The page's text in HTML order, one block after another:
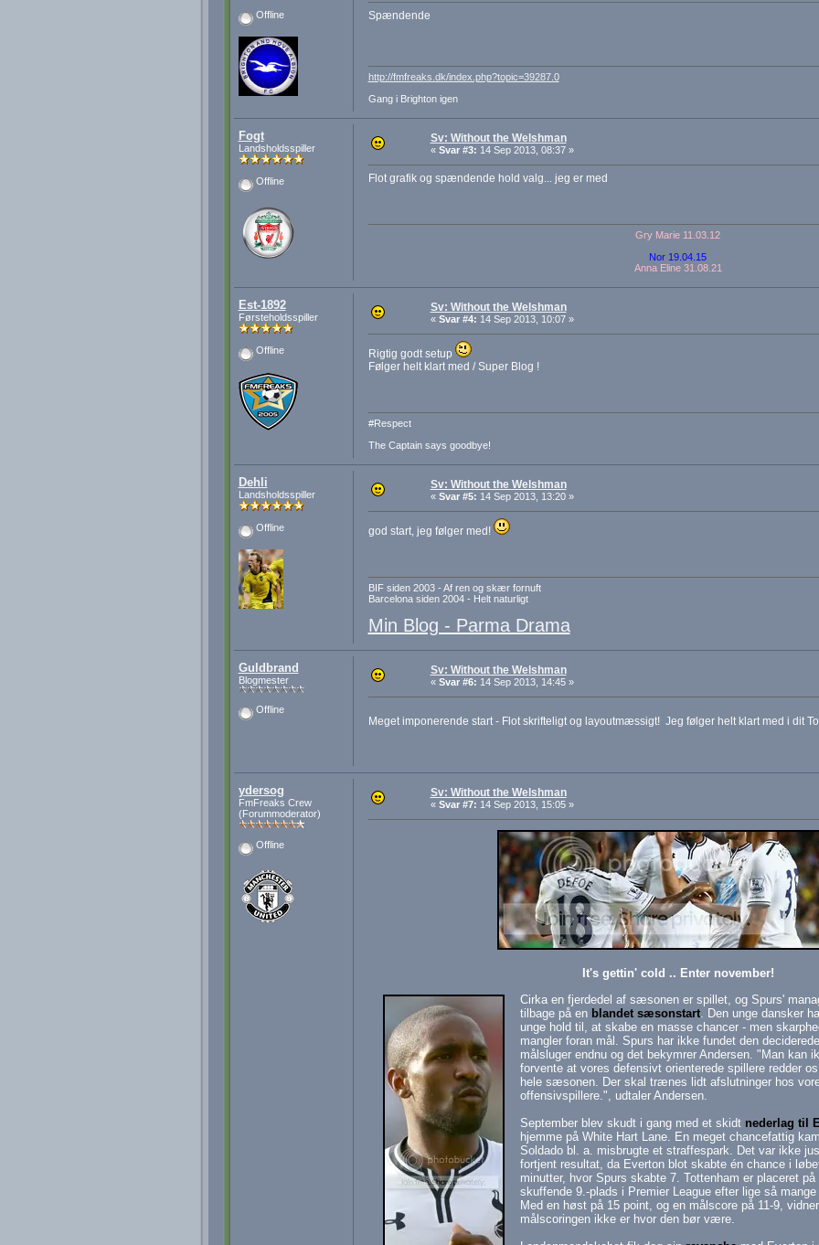
Offline Spændende
http://fmfreaks.dk/index.php?topic=39287.0
Gang i Brighton igen
Fogt
Landsholdsspiller
Offline
Sv: Without the Welshman
« Svar #3: 14 Sep 2013, 08:37 »
Flot grafik og spændende hold valg... jeg er med
Gry Marie 11.03.12
Nor 19.04.15
Anna Eline 31.08.21
Est-1892
Førsteholdsspiller
Offline
Sv: Without the Welshman
« Svar #4: 14 Sep 2013, 10:07 »
Rigtig godt setup
Følger helt klart med / Super Blog !
#Respect
The Captain says goodbye!
Dehli
Landsholdsspiller
Offline
Sv: Without the Welshman
« Svar #5: 14 Sep 2013, 13:20 »
god start, jeg følger med!
BIF siden 2003 - Af ren og skær fornuft
Barcelona siden 2004 - Helt naturligt
Min Blog - Parma Drama
Guldbrand
Blogmester
Offline
Sv: Without the Welshman
« Svar #6: 14 Sep 2013, 14:45 »
Meget imponerende start - Flot skrifteligt og layoutmæssigt! Jeg følger helt klart med i dit
ydersog
FmFreaks Crew
(Forummoderator)
Offline
Sv: Without the Welshman
« Svar #7: 14 Sep 2013, 15:05 »
It's gettin' cold .. Enter november!
Cirka en fjerdedel af sæsonen er spillet, og Spurs'
tilbage på en blandet sæsonstart. Den unge dansker
unge hold til, at skabe en masse chancer - men
mangler foran mål. Spurs har ikke fundet den deciderede
målsluger endnu og det bekymrer Andersen. "Man kan
forvente at vores defensivt orienterede spillere redder
hele sæsonen. Der skal trænes lidt afslutninger hos
offensivspillere.", udtaler Andersen.
September blev skudt i gang med et skidt nederlag til
hjemme på White Hart Lane. En meget chancefattig
Soldado bl. a. misbrugte et straffespark. Det var ikke
fortjent resultat, da Everton blot skabte én chance i
minutter, hvor Spurs skabte 7. Tottenham er placeret på
skuffende 9.-plads i Premier League efter lige så mange
Med en høst på 15 point, og en målscore på 11-9,
målscoringen ikke er hvor den bør være.